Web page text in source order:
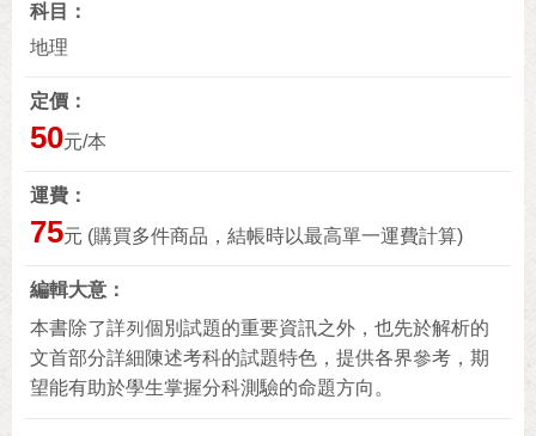
科目
地理
定價
50元/本
運費
75元 (購買多件商品，結帳時以最高單一運費計算)
編輯大意
本書除了詳列個別試題的重要資訊之外，也先於解析的
文首部分詳細陳述考科的試題特色，提供各界參考，期
望能有助於學生掌握分科測驗的命題方向。